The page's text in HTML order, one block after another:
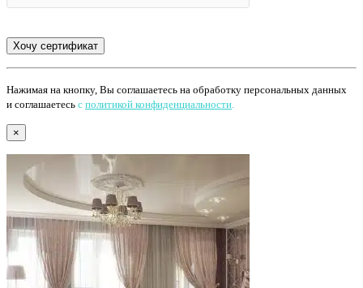
Нажимая на кнопку, Вы соглашаетесь на обработку персональных данных
и соглашаетесь с политикой конфиденциальности
×